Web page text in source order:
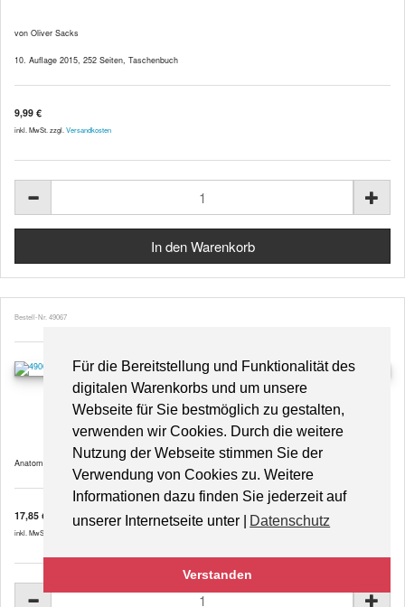
Für die Bereitstellung und Funktionalität des
digitalen Warenkorbs und um unsere
Webseite für Sie bestmöglich zu gestalten,
verwenden wir Cookies. Durch die weitere
Nutzung der Webseite stimmen Sie der
Verwendung von Cookies zu. Weitere
Informationen dazu finden Sie jederzeit auf
unserer Internetseite unter |
Datenschutz
Verstanden
von Oliver Sacks
10. Auflage 2015, 252 Seiten, Taschenbuch
9,99 €
inkl. MwSt. zzgl. Versandkosten
Bestell-Nr. 49067
Das menschliche Ohr – VR0243UU (Papier)
Anatomische Lehrtafel, Posterformat 50 x 67 cm, gedruckt auf hochwertigem, UV-beständigem ...
17,85 €
inkl. MwSt. zzgl.